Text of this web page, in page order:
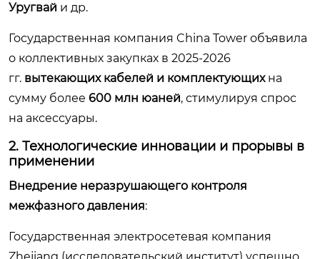
Уругвай и др.
Государственная компания China Tower объявила
о коллективных закупках в 2025-2026
гг. вытекающих кабелей и комплектующихна
сумму более 600 млн юаней, стимулируя спрос
на аксессуары.
2. Технологические инновации и прорывы в
применении
Внедрение неразрушающего контроля
межфазного давления:
Государственная электросетевая компания